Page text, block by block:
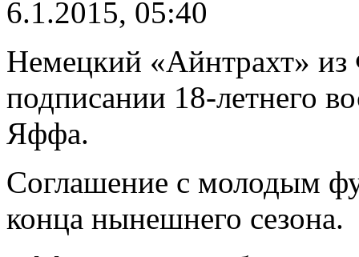
6.1.2015, 05:40
Немецкий «Айнтрахт» из
подписании 18-летнего
Яффа.
Соглашение с молодым
конца нынешнего сезона.